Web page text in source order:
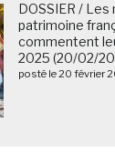
DOSSIER /
patrimoine
commentent
2025 (20/02/
posté le 20 février